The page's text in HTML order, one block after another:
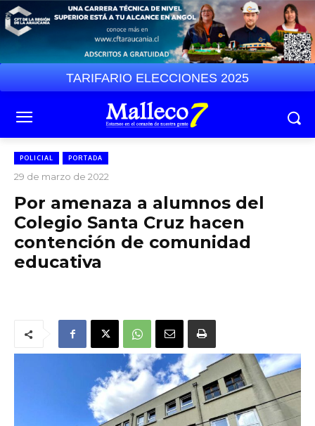
TARIFARIO ELECCIONES 2025
POLICIAL PORTADA
29 de marzo de 2022
Por amenaza a alumnos del
Colegio Santa Cruz hacen
contención de comunidad
educativa